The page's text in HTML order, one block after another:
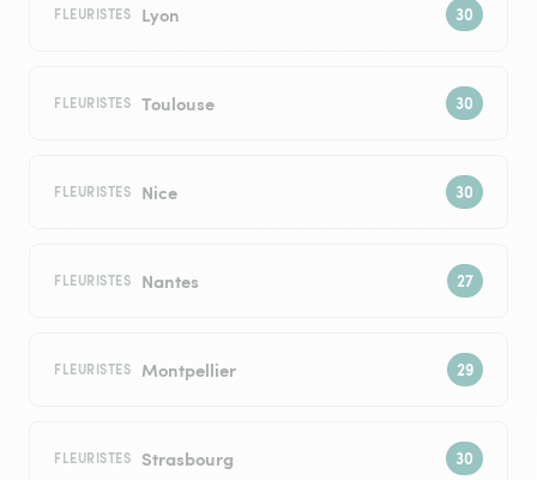
FLEURISTES Lyon
FLEURISTES Toulouse
FLEURISTES Nice
FLEURISTES Nantes
FLEURISTES Montpellier
FLEURISTES Strasbourg